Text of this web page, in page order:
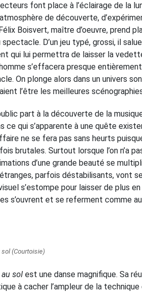
font place à l’éclairage de la
de découverte,
Boisvert, maître d’oeuvre, prend
D’un jeu typé, grossi, il
qui lui permettra de laisser la
s’effacera presque
On plonge alors dans un univers
l’être les meilleures
part à la découverte de la
ce qui s’apparente à une quête
ne se fera pas sans heurts
brutales. Surtout lorsque l’on n’a
d’une grande beauté se
parfois déstabilisants, vont
s’estompe pour laisser de plus
s’ouvrent et se referment comme
(Courtoisie)
au sol est une danse magnifique. Sa
à cacher l’ampleur de la